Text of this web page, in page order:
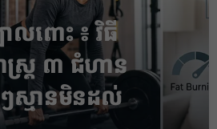
ាលពោះ ៖ វិធី
ស្ត្រ ៣ ជំហាន
មានមិនដល់